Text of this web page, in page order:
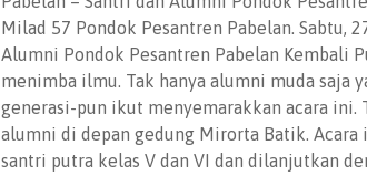
Milad 57 Pondok Pesantren Pabelan. Sabtu,
Alumni Pondok Pesantren Pabelan Kembali
menimba ilmu. Tak hanya alumni muda saja
generasi-pun ikut menyemarakkan acara ini.
alumni di depan gedung Mirorta Batik.
santri putra kelas V dan VI dan dilanjutkan